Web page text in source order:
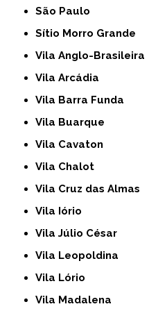
São Paulo
Sítio Morro Grande
Vila Anglo-Brasileira
Vila Arcádia
Vila Barra Funda
Vila Buarque
Vila Cavaton
Vila Chalot
Vila Cruz das Almas
Vila Iório
Vila Júlio César
Vila Leopoldina
Vila Lório
Vila Madalena